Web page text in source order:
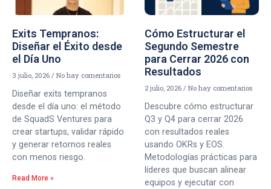
Exits Tempranos:
Diseñar el Éxito desde
el Día Uno
3 julio, 2026 No hay comentarios
Diseñar exits tempranos
desde el día uno: el método
de SquadS Ventures para
crear startups, validar rápido
y generar retornos reales
con menos riesgo.
Read More »
Cómo Estructurar el
Segundo Semestre
para Cerrar 2026 con
Resultados
2 julio, 2026 No hay comentarios
Descubre cómo estructurar
Q3 y Q4 para cerrar 2026
con resultados reales
usando OKRs y EOS.
Metodologías prácticas para
líderes que buscan alinear
equipos y ejecutar con